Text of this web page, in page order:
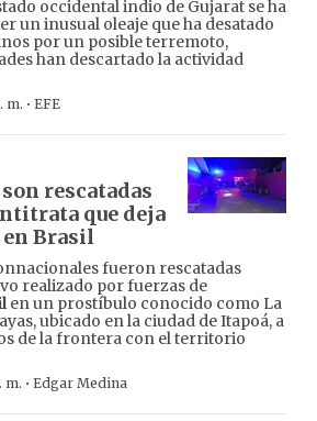
occidental indio de Gujarat se ha
un inusual oleaje que ha desatado
por un posible terremoto,
han descartado la actividad
m. · EFE
rescatadas
que deja
Brasil
fueron rescatadas
realizado por fuerzas de
en un prostíbulo conocido como La
ubicado en la ciudad de Itapoá, a
de la frontera con el territorio
m. · Edgar Medina